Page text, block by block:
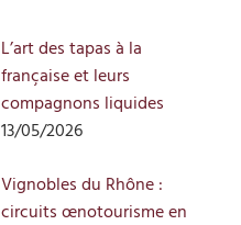
L’art des tapas à la
française et leurs
compagnons liquides
13/05/2026
Vignobles du Rhône :
circuits œnotourisme en